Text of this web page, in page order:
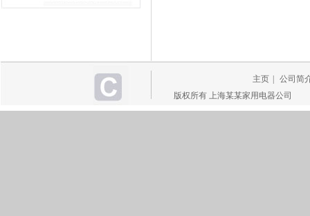
主页
公司简
版权所有 上海某某家用电器公司